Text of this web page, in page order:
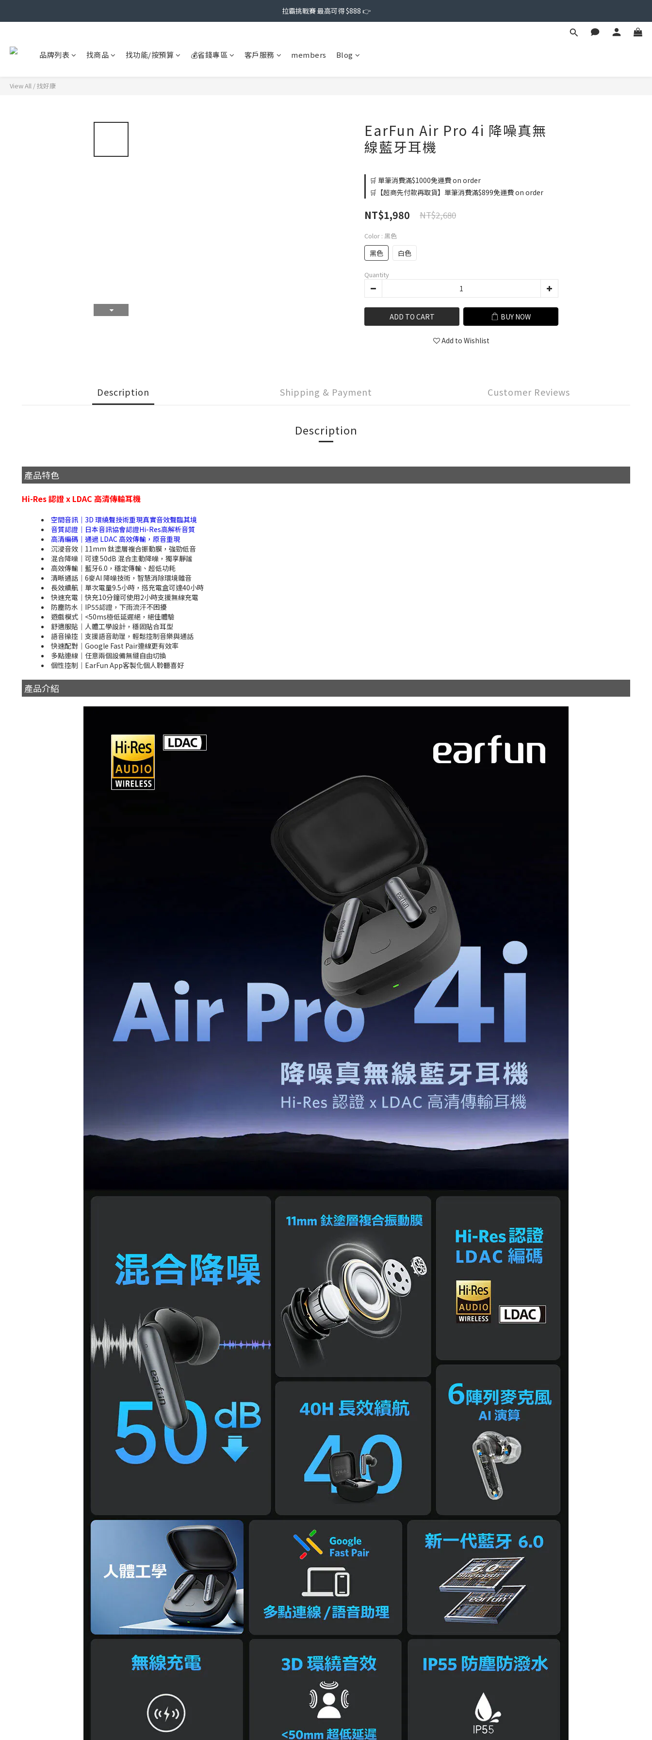
拉霸挑戰賽 最高可得 $888 👉
品牌列表 找商品 找功能/按預算 💰省錢專區 客戶服務 members Blog
View All /找好康
EarFun Air Pro 4i 降噪真無
線藍牙耳機
🛒 單筆消費滿$1000免運費 on order
🛒【超商先付款再取貨】單筆消費滿$899免運費 on order
NT$1,980 NT$2,680
Color : 黑色
黑色 白色
Quantity
ADD TO CART BUY NOW
Add to Wishlist
Description Shipping & Payment Customer Reviews
Description
產品特色
Hi-Res 認證 x LDAC 高清傳輸耳機
空間音訊｜3D 環繞聲技術重現真實音效聲臨其境
音質認證｜日本音訊協會認證Hi-Res高解析音質
高清編碼｜通過 LDAC 高效傳輸，原音重現
沉浸音效｜11mm 鈦塗層複合振動膜，強勁低音
混合降噪｜可達 50dB 混合主動降噪，獨享靜謐
高效傳輸｜藍牙6.0，穩定傳輸、超低功耗
清晰通話｜6麥AI 降噪技術，智慧消除環境雜音
長效續航｜單次電量9.5小時，搭充電盒可達40小時
快速充電｜快充10分鐘可使用2小時支援無線充電
防塵防水｜IP55認證，下雨流汗不困擾
遊戲模式｜<50ms極低延遲絕，絕佳體驗
舒適服貼｜人體工學設計，穩固貼合耳型
語音操控｜支援語音助理，輕鬆控制音樂與通話
快速配對｜Google Fast Pair連線更有效率
多點連線｜任意兩個設備無縫自由切換
個性控制｜EarFun App客製化個人聆聽喜好
產品介紹